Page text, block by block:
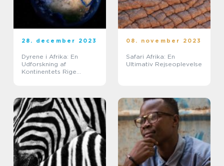
28. december 2023
Dyrene i Afrika: En
Udforskning af
Kontinentets Rige
08. november 2023
Safari Afrika: En
Ultimativ Rejseoplevelse